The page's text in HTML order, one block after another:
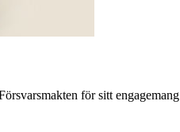
för sitt